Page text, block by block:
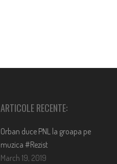
ARTICOLE RECENTE:
Orban duce PNL la groapa pe
muzica #Rezist
March 19, 2019